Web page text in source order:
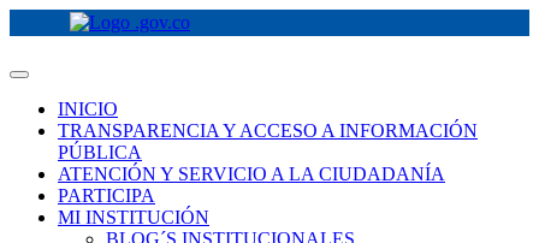
INICIO
TRANSPARENCIA Y ACCESO A INFORMACIÓN
PÚBLICA
ATENCIÓN Y SERVICIO A LA CIUDADANÍA
PARTICIPA
MI INSTITUCIÓN
BLOG´S INSTITUCIONALES